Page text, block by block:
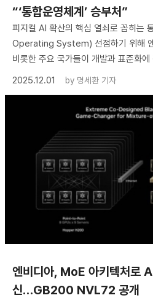
“‘통합운영체계’ 승부처”
피지컬 AI 확산의 핵심 열쇠로 꼽히는
Operating System) 선점하기 위해
비롯한 주요 국가들이 개발과 표준화
2025.12.01
by 명세환 기자
엔비디아, MoE 아키텍처로
신…GB200 NVL72 공개